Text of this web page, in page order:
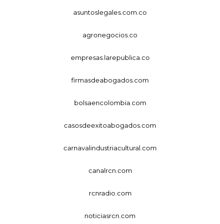
asuntoslegales.com.co
agronegocios.co
empresas.larepublica.co
firmasdeabogados.com
bolsaencolombia.com
casosdeexitoabogados.com
carnavalindustriacultural.com
canalrcn.com
rcnradio.com
noticiasrcn.com